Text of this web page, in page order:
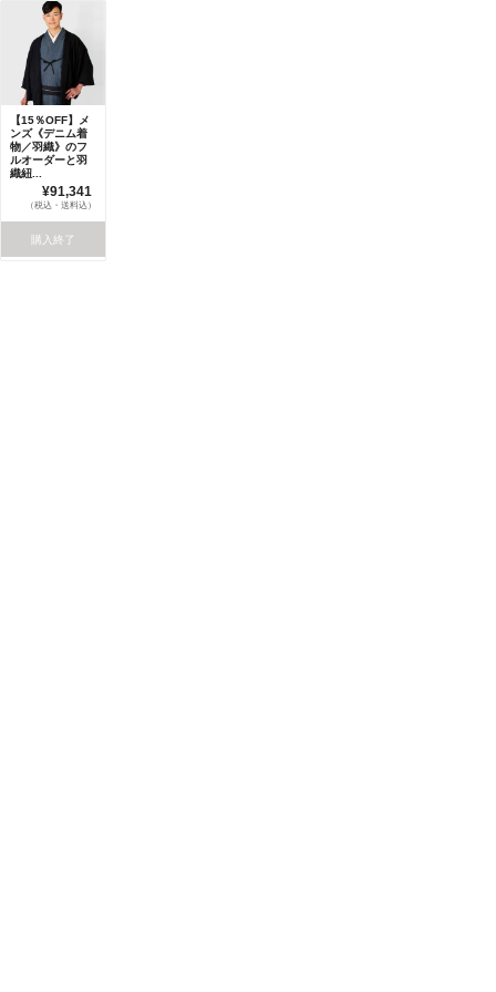
【15％OFF】メ
ンズ《デニム着
物／羽織》のフ
ルオーダーと羽
織紐...
¥91,341
（税込・送料込）
購入終了